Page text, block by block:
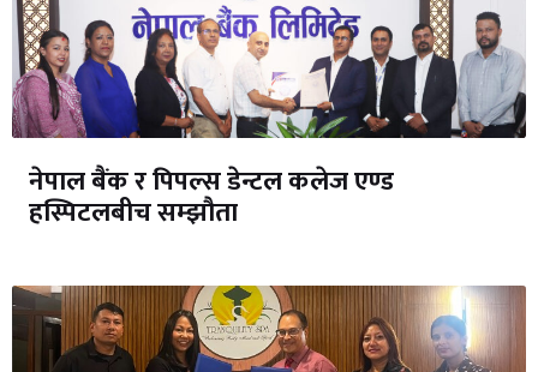
नेपाल बैंक र पिपल्स डेन्टल कलेज एण्ड
हस्पिटलबीच सम्झौता